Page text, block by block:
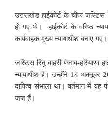
उत्तराखंड हाईकोर्ट के चीफ जस्टिस
हो गए थे। हाईकोर्ट के वरिष्ठ
कार्यवाहक मुख्य न्यायाधीश बनाए गए।
जस्टिस रितु बाहरी पंजाब-हरियाणा
न्यायाधीश हैं। उन्होंने 14 अक्तूबर
दायित्व संभाला था। वर्तमान में वह
जज हैं।